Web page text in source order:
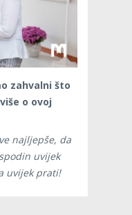
zahvalni što
o ovoj
najljepše, da
uvijek
uvijek prati!